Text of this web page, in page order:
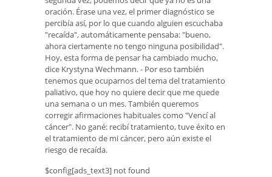
oración. Érase una vez, el primer diagnóstico se
percibía así, por lo que cuando alguien escuchaba
"recaída", automáticamente pensaba: "bueno,
ahora ciertamente no tengo ninguna posibilidad".
Hoy, esta forma de pensar ha cambiado mucho,
dice Krystyna Wechmann. - Por eso también
tenemos que ocuparnos del tema del tratamiento
paliativo, que hoy no quiere decir que me quede
una semana o un mes. También queremos
corregir afirmaciones habituales como "Vencí al
cáncer". No gané: recibí tratamiento, tuve éxito en
el tratamiento de mi cáncer, pero aún existe el
riesgo de recaída.
$config[ads_text3] not found